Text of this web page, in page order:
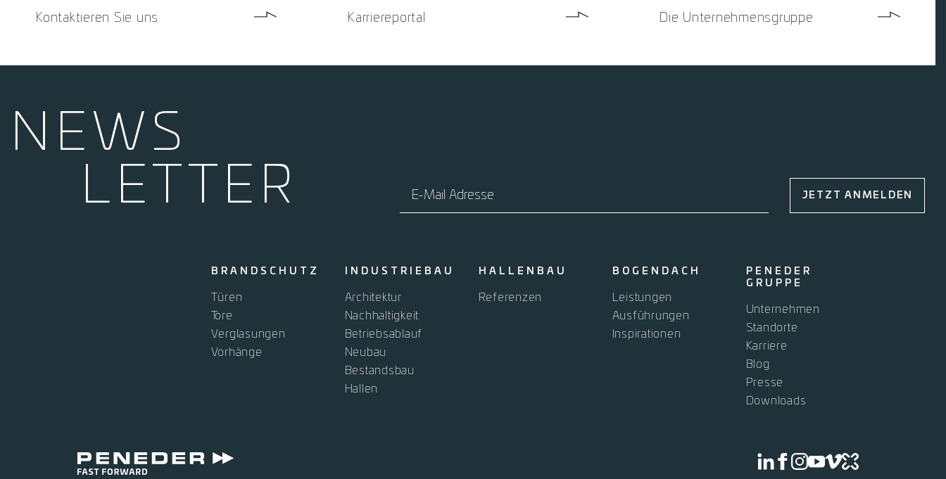
Kontaktieren Sie uns Karriereportal Die Unternehmensgruppe
NEWS­
LETTER
E-Mail Adresse
JETZT ANMELDEN
BRANDSCHUTZ
Türen
Tore
Verglasungen
Vorhänge
INDUSTRIEBAU
Architektur
Nachhaltigkeit
Betriebsablauf
Neubau
Bestandsbau
Hallen
HALLENBAU
Referenzen
BOGENDACH
Leistungen
Ausführungen
Inspirationen
PENEDER
GRUPPE
Unternehmen
Standorte
Karriere
Blog
Presse
Downloads